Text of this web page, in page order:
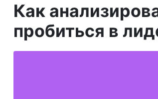
Как
пробиться в